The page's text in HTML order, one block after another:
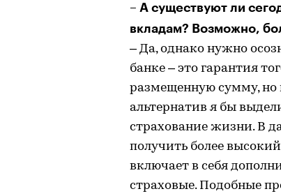
– А существуют ли
вкладам? Возможно,
– Да, однако нужно
банке – это гарантия
размещенную сумму, но
альтернатив я бы
страхование жизни. В
получить более
включает в себя
страховые. Подобные